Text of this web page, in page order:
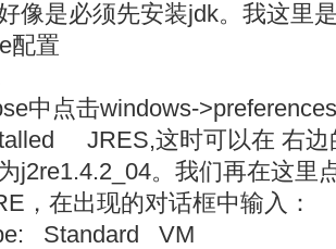
像是必须先安装jdk。我这里
配置
中点击windows-
JRES,这时可以在 右边
j2re1.4.2_04。我们再在这里
，在出现的对话框中输入：
Standard VM